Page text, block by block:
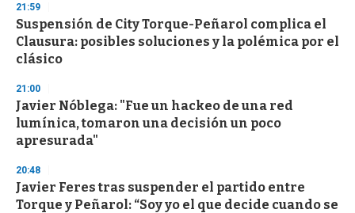
21:59
Suspensión de City Torque-Peñarol complica el
Clausura: posibles soluciones y la polémica por el
clásico
21:00
Javier Nóblega: "Fue un hackeo de una red
lumínica, tomaron una decisión un poco
apresurada"
20:48
Javier Feres tras suspender el partido entre
Torque y Peñarol: “Soy yo el que decide cuando se